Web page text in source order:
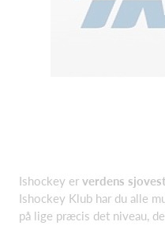
Ishockey er verdens
Ishockey Klub har du alle
på lige præcis det niveau,